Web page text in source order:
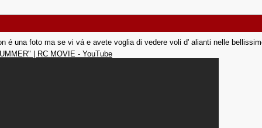
é una foto ma se vi vá e avete voglia di vedere voli d' alianti nelle
| RC MOVIE - YouTube